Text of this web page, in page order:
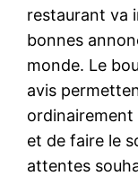
restaurant va
bonnes
monde. Le
avis
ordinairement
et de faire le
attentes